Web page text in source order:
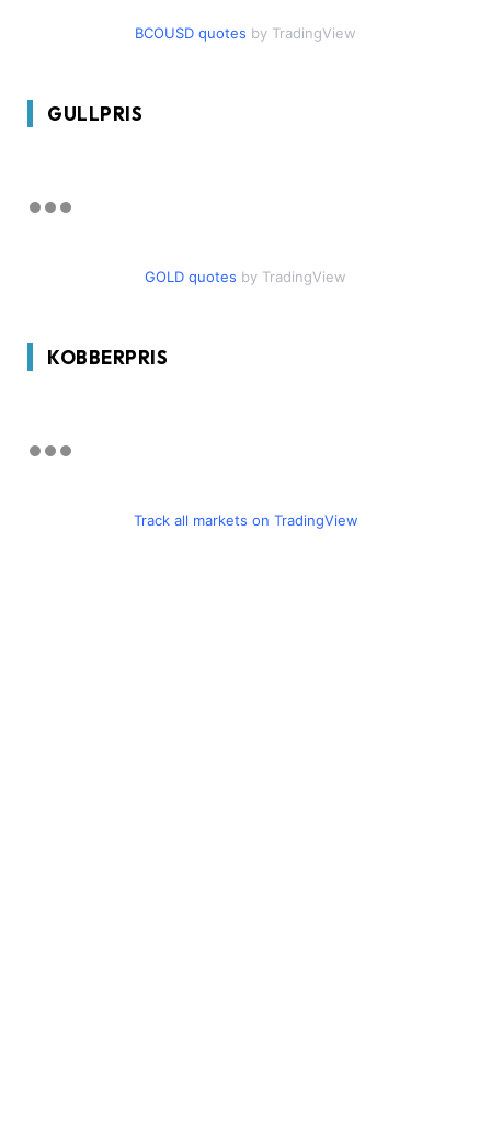
BCOUSD quotes by TradingView
GULLPRIS
GOLD quotes by TradingView
KOBBERPRIS
Track all markets on TradingView